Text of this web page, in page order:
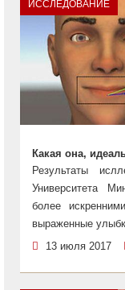
ИССЛЕДОВАНИЕ
Какая она,
Результаты
Университета
более
выраженные
13 июля 2017